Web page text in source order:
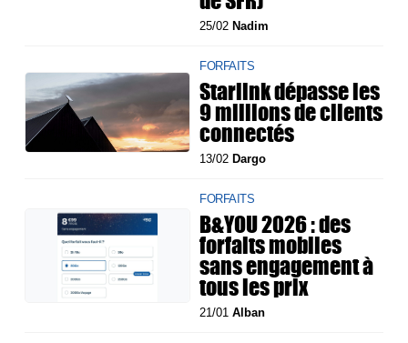
25/02 Nadim
FORFAITS
Starlink dépasse les
9 millions de clients
connectés
13/02 Dargo
FORFAITS
B&YOU 2026 : des
forfaits mobiles
sans engagement à
tous les prix
21/01Alban